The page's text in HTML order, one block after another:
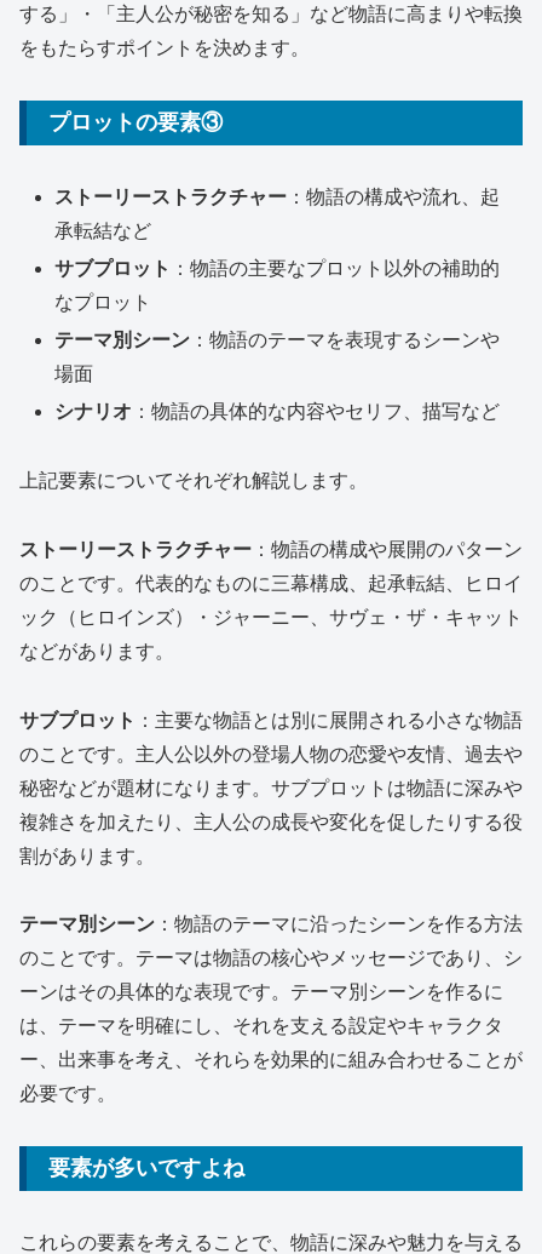
する」・「主人公が秘密を知る」など物語に高まりや転換
をもたらすポイントを決めます。
プロットの要素③
ストーリーストラクチャー ：物語の構成や流れ、起
承転結など
サブプロット ：物語の主要なプロット以外の補助的
なプロット
テーマ別シーン ：物語のテーマを表現するシーンや
場面
シナリオ ：物語の具体的な内容やセリフ、描写など
上記要素についてそれぞれ解説します。
ストーリーストラクチャー ：物語の構成や展開のパターン
のことです。代表的なものに三幕構成、起承転結、ヒロイ
ック（ヒロインズ）・ジャーニー、サヴェ・ザ・キャット
などがあります。
サブプロット ：主要な物語とは別に展開される小さな物語
のことです。主人公以外の登場人物の恋愛や友情、過去や
秘密などが題材になります。サブプロットは物語に深みや
複雑さを加えたり、主人公の成長や変化を促したりする役
割があります。
テーマ別シーン ：物語のテーマに沿ったシーンを作る方法
のことです。テーマは物語の核心やメッセージであり、シ
ーンはその具体的な表現です。テーマ別シーンを作るに
は、テーマを明確にし、それを支える設定やキャラクタ
ー、出来事を考え、それらを効果的に組み合わせることが
必要です。
要素が多いですよね
これらの要素を考えることで、物語に深みや魅力を与える